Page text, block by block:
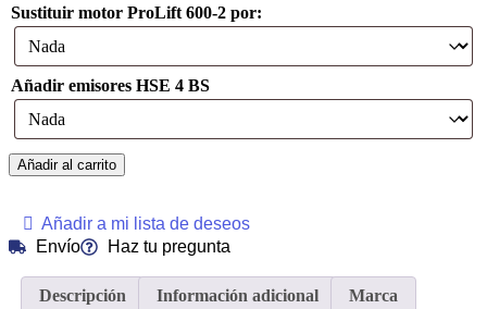
Sustituir motor ProLift 600-2 por:
Añadir emisores HSE 4 BS
Añadir al carrito
Añadir a mi lista de deseos
Envío
Haz tu pregunta
Descripción Información adicional Marca